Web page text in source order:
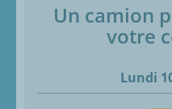
Un camion
votre
Lundi